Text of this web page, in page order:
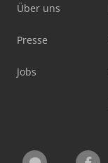
Über uns
Presse
Jobs